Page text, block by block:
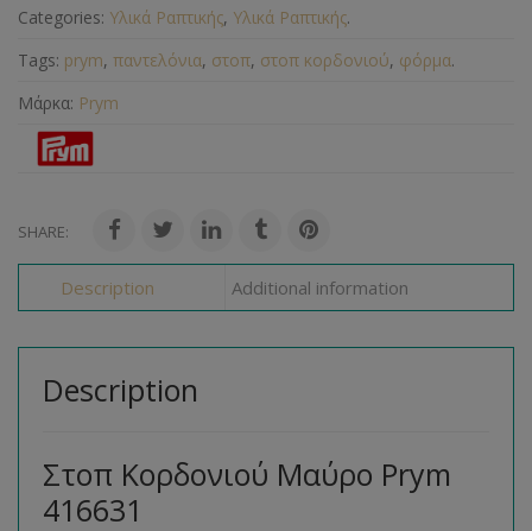
Categories: Υλικά Ραπτικής, Υλικά Ραπτικής.
Tags: prym, παντελόνια, στοπ, στοπ κορδονιού, φόρμα.
Μάρκα: Prym
SHARE:
Description Additional information
Description
Στοπ Κορδονιού Μαύρο Prym
416631